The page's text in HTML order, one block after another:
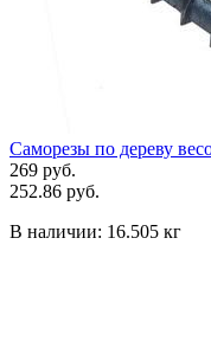
Саморезы по дереву
269 руб.
252.86 руб.
В наличии: 16.505 кг